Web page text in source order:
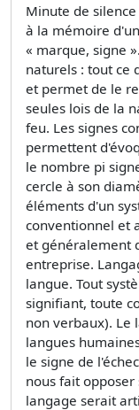
Minute de
à la mémoire
« marque, signe
naturels : tout ce
et permet de le
seules lois de la
feu. Les signes
permettent
le nombre pi
cercle à son
éléments d'un
conventionnel et
et généralement
entreprise.
langue. Tout
signifiant, toute
non verbaux). Le
langues
le signe de
nous fait
langage serait